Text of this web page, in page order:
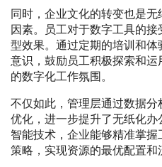
同时，企业文化的转变也是
因素。员工对于数字工具的
型效果。通过定期的培训和
意识，鼓励员工积极探索和
的数字化工作氛围。
不仅如此，管理层通过数据
优化，进一步提升了无纸化
智能技术，企业能够精准掌
策略，实现资源的最优配置和